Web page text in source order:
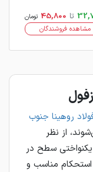
تا 45,800 تومان
مشاهده فروشندگان
روهینا جنوب
از نظر
یکنواختی سطح در
استحکام مناسب و